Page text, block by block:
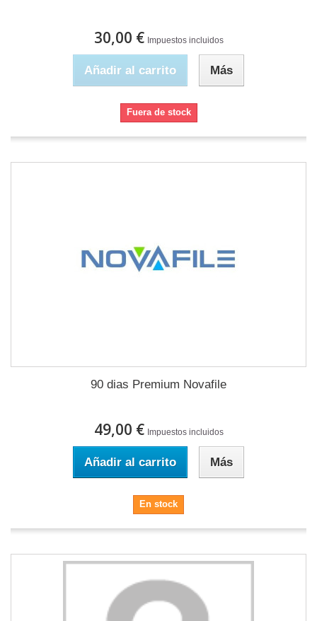
30,00 € Impuestos incluidos
Añadir al carrito Más
Fuera de stock
90 dias Premium Novafile
49,00 € Impuestos incluidos
Añadir al carrito Más
En stock